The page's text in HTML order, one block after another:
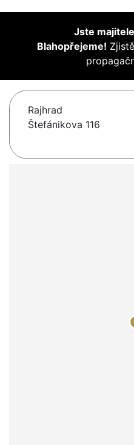
Jste
Blahopřejeme!
Rajhrad
Štefánikova 116